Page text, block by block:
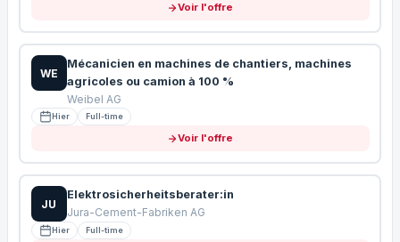
Voir l'offre
WE
Mécanicien en machines de chantiers, machines
agricoles ou camion à 100 %
Weibel AG
Hier Full-time
Voir l'offre
JU
Elektrosicherheitsberater:in
Jura-Cement-Fabriken AG
Hier Full-time